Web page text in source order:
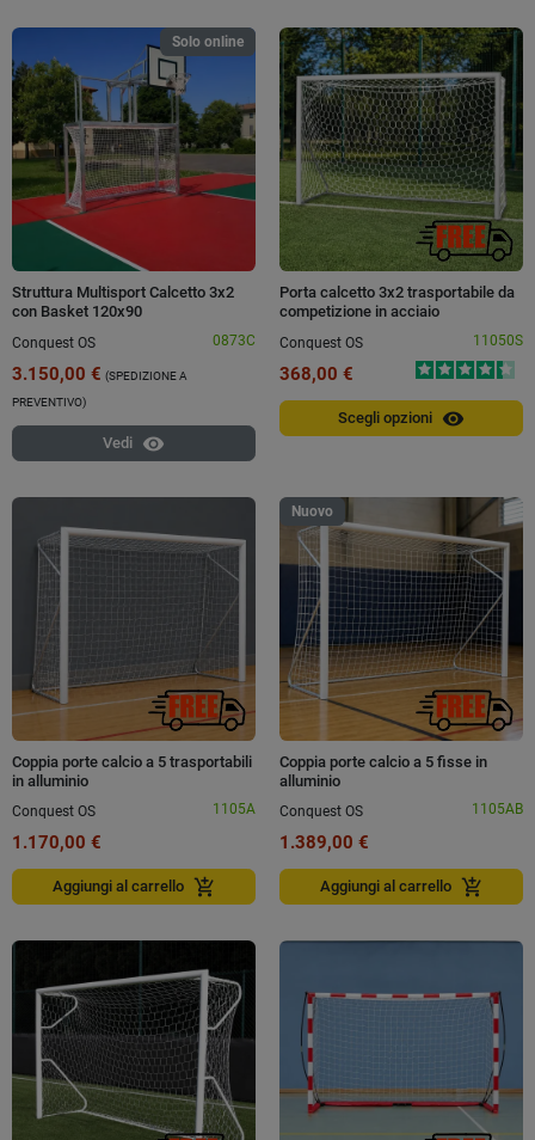
Solo online
Struttura Multisport Calcetto 3x2
con Basket 120x90
Conquest OS
0873C
3.150,00 € (SPEDIZIONE A
PREVENTIVO)
Vedi visibility
Porta calcetto 3x2 trasportabile da
competizione in acciaio
Conquest OS
11050S
368,00 €
Scegli opzioni visibility
Coppia porte calcio a 5 trasportabili
in alluminio
Conquest OS
1105A
1.170,00 €
Aggiungi al carrello add_shopping_cart
Nuovo
Coppia porte calcio a 5 fisse in
alluminio
Conquest OS
1105AB
1.389,00 €
Aggiungi al carrello add_shopping_cart